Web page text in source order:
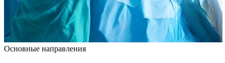
Основные направления